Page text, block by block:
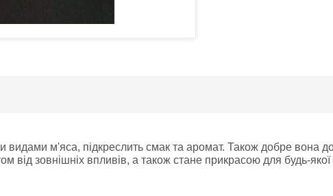
видами м'яса, підкреслить смак та аромат. Також добре вона
від зовнішніх впливів, а також стане прикрасою для будь-якої